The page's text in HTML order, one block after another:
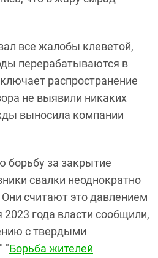
все жалобы клеветой,
перерабатываются в
распространение
не выявили никаких
выносила компании
борьбу за закрытие
свалки неоднократно
считают это давлением
года власти сообщили,
с твердыми
"Борьба жителей